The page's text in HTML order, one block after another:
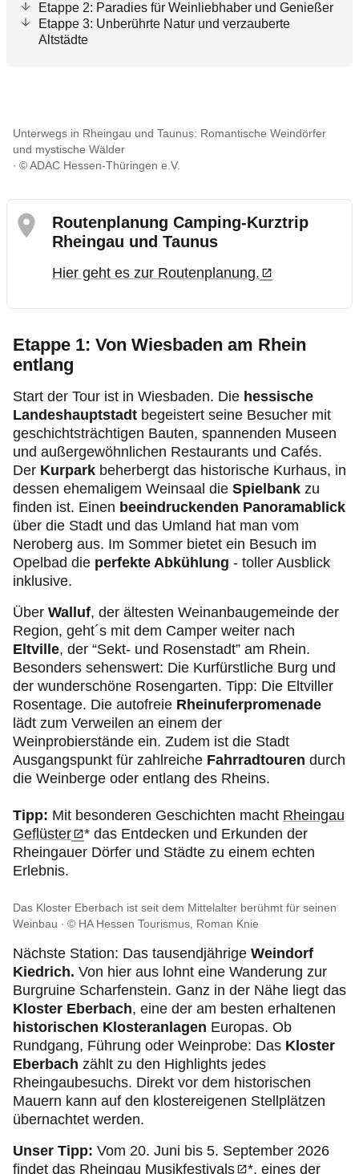
Etappe 2: Paradies für Weinliebhaber und Genießer
Etappe 3: Unberührte Natur und verzauberte
Altstädte
Unterwegs in Rheingau und Taunus: Romantische Weindörfer
und mystische Wälder
© ADAC Hessen-Thüringen e.V.
Routenplanung Camping-Kurztrip
Rheingau und Taunus
Hier geht es zur Routenplanung.
Etappe 1: Von Wiesbaden am Rhein
entlang
Start der Tour ist in Wiesbaden. Die hessische
Landeshauptstadt begeistert seine Besucher mit
geschichtsträchtigen Bauten, spannenden Museen
und außergewöhnlichen Restaurants und Cafés.
Der Kurpark beherbergt das historische Kurhaus, in
dessen ehemaligem Weinsaal die Spielbank zu
finden ist. Einen beeindruckenden Panoramablick
über die Stadt und das Umland hat man vom
Neroberg aus. Im Sommer bietet ein Besuch im
Opelbad die perfekte Abkühlung - toller Ausblick
inklusive.
Über Walluf, der ältesten Weinanbaugemeinde der
Region, geht´s mit dem Camper weiter nach
Eltville, der “Sekt- und Rosenstadt” am Rhein.
Besonders sehenswert: Die Kurfürstliche Burg und
der wunderschöne Rosengarten. Tipp: Die Eltviller
Rosentage. Die autofreie Rheinuferpromenade
lädt zum Verweilen an einem der
Weinprobierstände ein. Zudem ist die Stadt
Ausgangspunkt für zahlreiche Fahrradtouren durch
die Weinberge oder entlang des Rheins.
Tipp: Mit besonderen Geschichten macht Rheingau
Geflüster
* das Entdecken und Erkunden der
Rheingauer Dörfer und Städte zu einem echten
Erlebnis.
Das Kloster Eberbach ist seit dem Mittelalter berühmt für seinen
Weinbau
© HA Hessen Tourismus, Roman Knie
Nächste Station: Das tausendjährige Weindorf
Kiedrich. Von hier aus lohnt eine Wanderung zur
Burgruine Scharfenstein. Ganz in der Nähe liegt das
Kloster Eberbach, eine der am besten erhaltenen
historischen Klosteranlagen Europas. Ob
Rundgang, Führung oder Weinprobe: Das Kloster
Eberbach zählt zu den Highlights jedes
Rheingaubesuchs. Direkt vor dem historischen
Mauern kann auf den klostereigenen Stellplätzen
übernachtet werden.
Unser Tipp: Vom 20. Juni bis 5. September 2026
findet das Rheingau Musikfestivals *, eines der